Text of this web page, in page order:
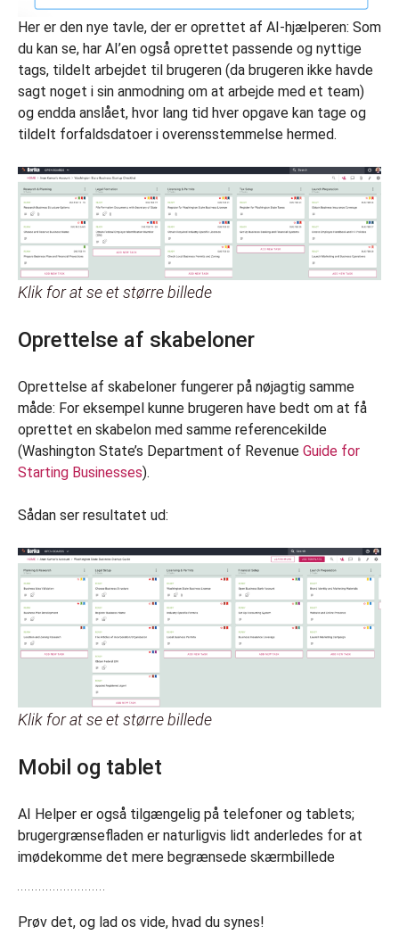
Her er den nye tavle, der er oprettet af AI-hjælperen: Som
du kan se, har AI’en også oprettet passende og nyttige
tags, tildelt arbejdet til brugeren (da brugeren ikke havde
sagt noget i sin anmodning om at arbejde med et team)
og endda anslået, hvor lang tid hver opgave kan tage og
tildelt forfaldsdatoer i overensstemmelse hermed.
Klik for at se et større billede
Oprettelse af skabeloner
Oprettelse af skabeloner fungerer på nøjagtig samme
måde: For eksempel kunne brugeren have bedt om at få
oprettet en skabelon med samme referencekilde
(Washington State’s Department of Revenue Guide for
Starting Businesses).
Sådan ser resultatet ud:
Klik for at se et større billede
Mobil og tablet
AI Helper er også tilgængelig på telefoner og tablets;
brugergrænsefladen er naturligvis lidt anderledes for at
imødekomme det mere begrænsede skærmbillede
Prøv det, og lad os vide, hvad du synes!